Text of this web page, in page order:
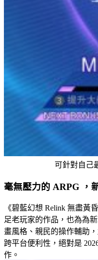
可針對自己
毫無壓力的 ARPG ，
《碧藍幻想 Relink 無盡黃
足老玩家的作品，也為為
畫風格、親民的操作輔助
跨平台便利性，絕對是
作。